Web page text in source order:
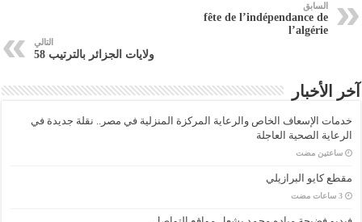
السابق
fête de l’indépendance de
l’algérie
التالي
ولايات الجزائر بالترتيب 58
آخر الأخبار
خدمات الإسعاف الخاص والرعاية المركزة المنزلية في مصر.. نقلة جديدة في
الرعاية الصحية العاجلة
‏ساعتين مضت
مقطع كايو البرازيلي
‏3 ساعات مضت